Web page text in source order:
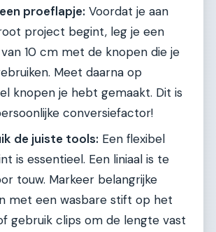
proeflapje: Voordat je aan
project begint, leg je een
10 cm met de knopen die je
Meet daarna op
knopen je hebt gemaakt. Dit is
conversiefactor!
de juiste tools: Een flexibel
is essentieel. Een liniaal is te
touw. Markeer belangrijke
met een wasbare stift op het
gebruik clips om de lengte vast